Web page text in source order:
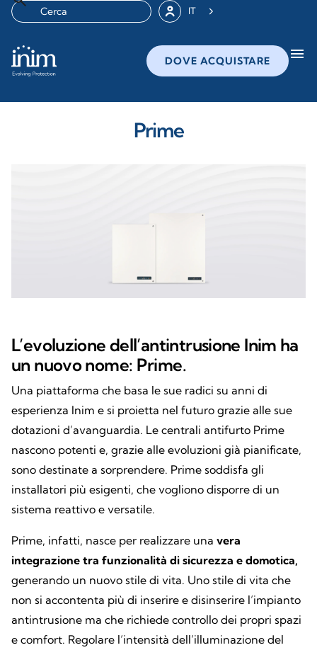
IT
DOVE ACQUISTARE menu
Prime
L’evoluzione dell’antintrusione Inim ha
un nuovo nome: Prime.
Una piattaforma che basa le sue radici su anni di
esperienza Inim e si proietta nel futuro grazie alle sue
dotazioni d’avanguardia. Le centrali antifurto Prime
nascono potenti e, grazie alle evoluzioni già pianificate,
sono destinate a sorprendere. Prime soddisfa gli
installatori più esigenti, che vogliono disporre di un
sistema reattivo e versatile.
Prime, infatti, nasce per realizzare una vera
integrazione tra funzionalità di sicurezza e domotica,
generando un nuovo stile di vita. Uno stile di vita che
non si accontenta più di inserire e disinserire l’impianto
antintrusione ma che richiede controllo dei propri spazi
e comfort. Regolare l’intensità dell’illuminazione del